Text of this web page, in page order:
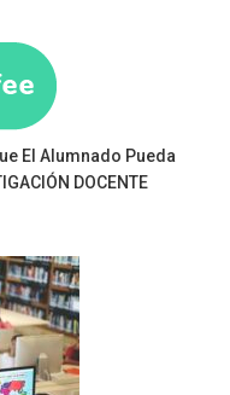
El Alumnado Pueda
DOCENTE